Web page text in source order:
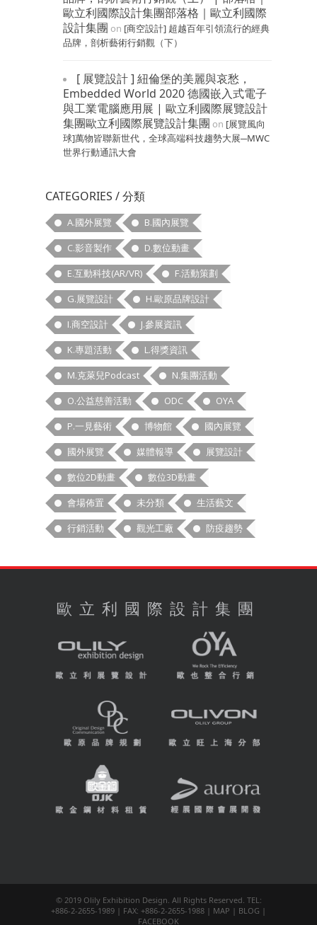
歐立利國際設計集團部落格｜歐立利國際
設計集團 on [商空設計] 超越百年引領流行的經典
品牌，剖析藝術行銷觀（下）
[ 展覽設計 ] 紐倫堡的美麗與哀愁，
Embedded World 2020 德國嵌入式電子
與工業電腦應用展 | 歐立利國際展覽設計
集團歐立利國際展覽設計集團 on [展覽風向
球]萬物皆聯新世代，全球高端科技趨勢大展─MWC
世界行動通訊大會
CATEGORIES / 分類
A.國外展覽
B.國內展覽
C.影音製作
D.數位動畫
E.互動科技(AR/VR)
F.活動策劃
G.展覽設計
H.歐原品牌設計
I.商空設計
J.參展資訊
K.專題活動
L.得獎資訊
M.克萊兒Podcast
N.集團活動
O.公益慈善活動
ODC
OYA
P.一見藝術
博物館
國內展覽
國外展覽
媒體報導
展覽設計
數位2D動畫
數位3D動畫
會場佈置
未分類
生活藝文
行銷活動
觀光工廠 防疫趨勢
歐立利國際設計集團
© 2019 Olily Exhibition Design. All Rights Reserved. TEL:
+886-2-2655-1989 | FAX: +886-2-2655-1988 | MAP | BLOG |
FACEBOOK